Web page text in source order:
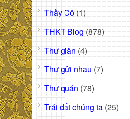
Thầy Cô (1)
THKT Blog (878)
Thư giãn (4)
Thư gửi nhau (7)
Thư quán (78)
Trái đất chúng ta (25)